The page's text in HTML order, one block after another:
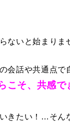
ないと始まりま
会話や共通点
こそ、共感で
きたい！…そ